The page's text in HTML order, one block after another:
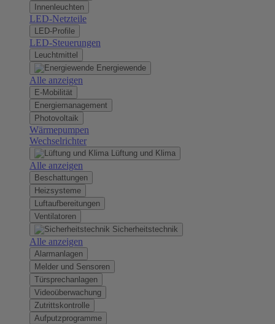
Innenleuchten
LED-Netzteile
LED-Profile
LED-Steuerungen
Leuchtmittel
Energiewende
Alle anzeigen
E-Mobilität
Energiemanagement
Photovoltaik
Wärmepumpen
Wechselrichter
Lüftung und Klima
Alle anzeigen
Beschattungen
Heizsysteme
Luftaufbereitungen
Ventilatoren
Sicherheitstechnik
Alle anzeigen
Alarmanlagen
Melder und Sensoren
Türsprechanlagen
Videoüberwachung
Zutrittskontrolle
Aufputzprogramme